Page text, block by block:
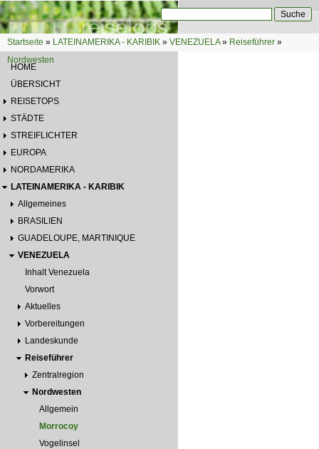
Direkt zum Inhalt
Suchformular
Sie sind hier
Startseite » LATEINAMERIKA - KARIBIK » VENEZUELA» Reiseführer »
Nordwesten
HOME
ÜBERSICHT
REISETOPS
STÄDTE
STREIFLICHTER
EUROPA
NORDAMERIKA
LATEINAMERIKA - KARIBIK
Allgemeines
BRASILIEN
GUADELOUPE, MARTINIQUE
VENEZUELA
Inhalt Venezuela
Vorwort
Aktuelles
Vorbereitungen
Landeskunde
Reiseführer
Zentralregion
Nordwesten
Allgemein
Morrocoy
Vogelinsel